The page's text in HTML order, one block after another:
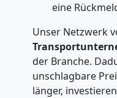
eine
Unser Netzwerk
der Branche.
unschlagbare
länger,